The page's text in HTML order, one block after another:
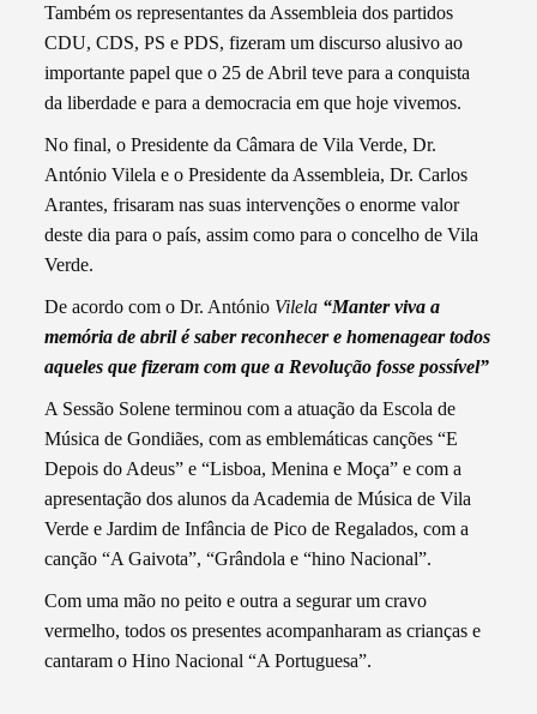
Também os representantes da Assembleia dos partidos
CDU, CDS, PS e PDS, fizeram um discurso alusivo ao
importante papel que o 25 de Abril teve para a conquista
da liberdade e para a democracia em que hoje vivemos.
No final, o Presidente da Câmara de Vila Verde, Dr.
António Vilela e o Presidente da Assembleia, Dr. Carlos
Arantes, frisaram nas suas intervenções o enorme valor
deste dia para o país, assim como para o concelho de Vila
Verde.
De acordo com o Dr. António Vilela “Manter viva a
memória de abril é saber reconhecer e homenagear todos
aqueles que fizeram com que a Revolução fosse possível”
A Sessão Solene terminou com a atuação da Escola de
Música de Gondiães, com as emblemáticas canções “E
Depois do Adeus” e “Lisboa, Menina e Moça” e com a
apresentação dos alunos da Academia de Música de Vila
Verde e Jardim de Infância de Pico de Regalados, com a
canção “A Gaivota”, “Grândola e “hino Nacional”.
Com uma mão no peito e outra a segurar um cravo
vermelho, todos os presentes acompanharam as crianças e
cantaram o Hino Nacional “A Portuguesa”.